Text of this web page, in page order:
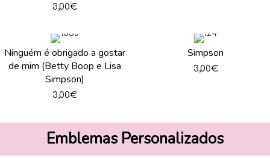
3,00€
Ninguém é obrigado a gostar
de mim (Betty Boop e Lisa
Simpson)
3,00€
Simpson
3,00€
Emblemas Personalizados